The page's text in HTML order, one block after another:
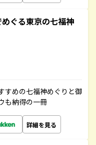
ぐる東京の七福神
すめの七福神めぐりと御
も納得の一冊
詳細を見る